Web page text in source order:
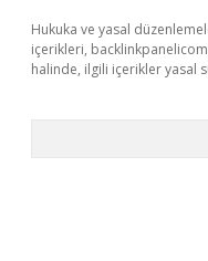
Hukuka ve yasal
içerikleri,
halinde, ilgili içerikler yasal